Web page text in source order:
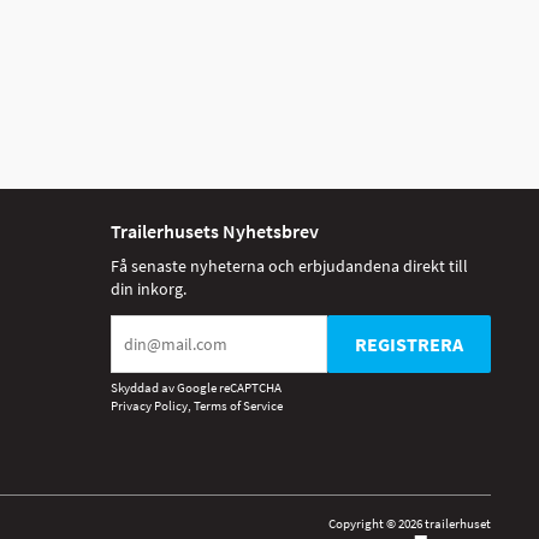
Trailerhusets Nyhetsbrev
Få senaste nyheterna och erbjudandena direkt till
din inkorg.
REGISTRERA
Skyddad av Google reCAPTCHA
Privacy Policy, Terms of Service
Copyright © 2026 trailerhuset